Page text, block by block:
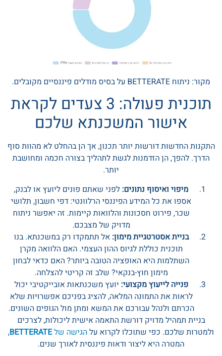
מקור: ניתוח BETTERATE על בסיס מודלים פיננסיים מקובלים.
תוכנית פעולה: 3 צעדים לקראת
אישור המשכנתא שלכם
התקנות החדשות דורשות יותר תכנון, אך הן בהחלט לא מהוות סוף
הדרך. להפך, הן הזדמנות לגשת לתהליך בצורה חכמה ומחושבת
יותר.
מיפוי ואיסוף נתונים: לפני שאתם פונים ליועץ או לבנק,
אספו את כל המידע הפיננסי הרלוונטי: דפי חשבון, תלושי
שכר, פירוט חסכונות והלוואות קיימות. זה יאפשר ניתוח
מדויק של מצבכם.
בניית אסטרטגיית מימון: אל תתמקדו רק במשכנתא. בנו
תוכנית כוללת לגיוס ההון העצמי. האם הלוואה מקרן
השתלמות היא האופציה הטובה ביותר? האם כדאי לבחון
מימון חוץ-בנקאי? שלב זה קריטי להצלחה.
פנייה לייעוץ מקצועי: יועץ משכנתאות אובייקטיבי יכול
לראות את התמונה המלאה, להציג בפניכם אפשרויות שלא
הכרתם ולנהל עבורכם את המשא ומתן מול הגופים השונים.
בניית תמהיל מדויק דורשת התאמה אישית ליכולות, לצרכים
ולמטרות שלכם. כפי שתוכלו לקרוא עלהגישה שלBETTERATE
,
המטרה היא ליצור ודאות פיננסית לאורך שנים.